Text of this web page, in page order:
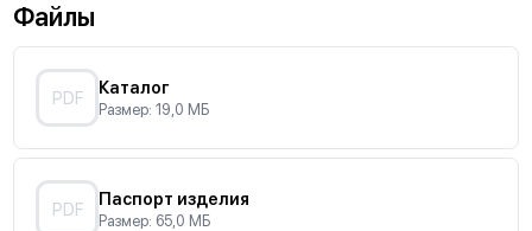
Файлы
PDF
Каталог
Размер: 19,0 МБ
PDF
Паспорт изделия
Размер: 65,0 МБ